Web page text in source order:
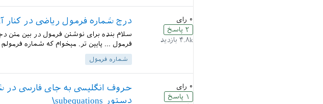
۰ رای
۲ پاسخ
۴.۸k بازدید
درج شماره فرمول ریاضی در کنار
سلام بنده برای نوشتن فرمول در بین
فرمول ... پایین تر. میخوام که شماره فرمولم
شماره فرمول
۰ رای
۱ پاسخ
حروف انگلیسی به جای فارسی در
دستور subequations\